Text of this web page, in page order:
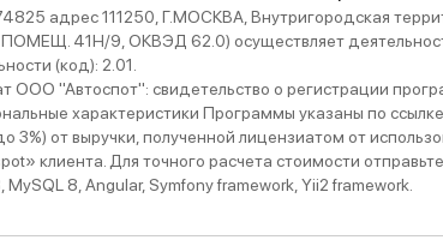
адрес 111250, Г.МОСКВА, Внутригородская
41Н/9, ОКВЭД 62.0) осуществляет
(код): 2.01.
"Автоспот": свидетельство о регистрации
характеристики Программы указаны по
3%) от выручки, полученной лицензиатом от
клиента. Для точного расчета стоимости
8, Angular, Symfony framework, Yii2 framework.